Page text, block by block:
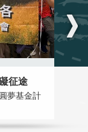
征途
夢基金計